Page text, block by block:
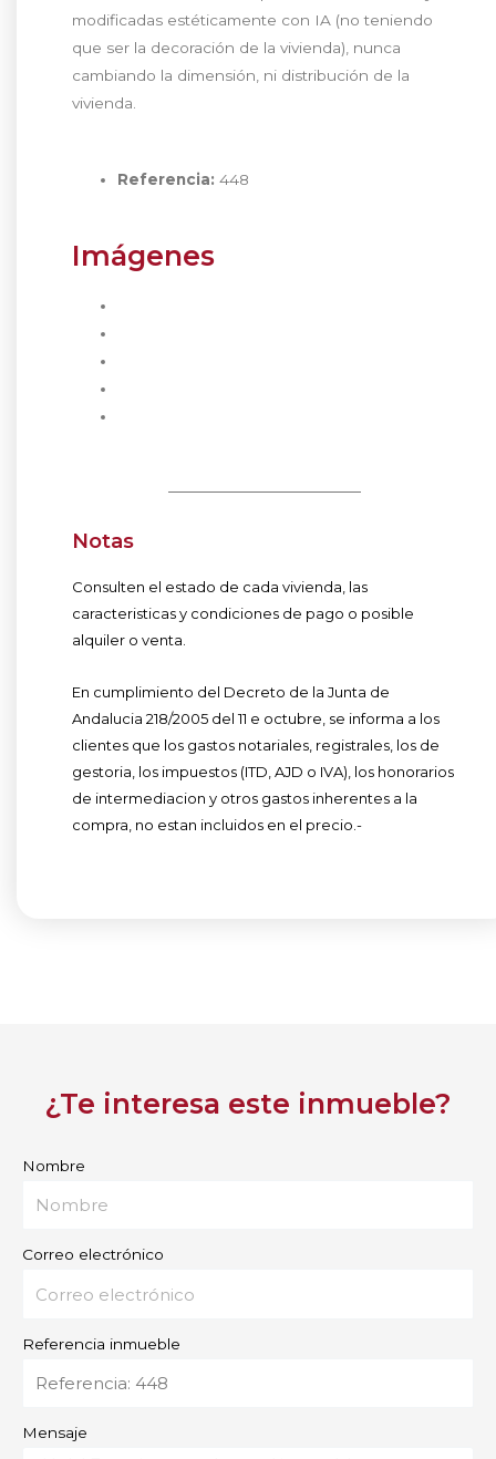
modificadas estéticamente con IA (no teniendo
que ser la decoración de la vivienda), nunca
cambiando la dimensión, ni distribución de la
vivienda.
Referencia: 448
Imágenes
Notas
Consulten el estado de cada vivienda, las
caracteristicas y condiciones de pago o posible
alquiler o venta.
En cumplimiento del Decreto de la Junta de
Andalucia 218/2005 del 11 e octubre, se informa a los
clientes que los gastos notariales, registrales, los de
gestoria, los impuestos (ITD, AJD o IVA), los honorarios
de intermediacion y otros gastos inherentes a la
compra, no estan incluidos en el precio.-
¿Te interesa este inmueble?
Nombre
Correo electrónico
Referencia inmueble
Mensaje